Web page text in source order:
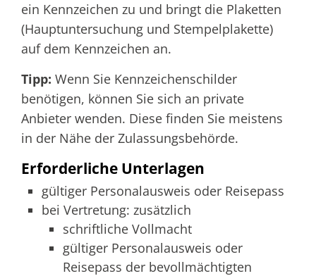
ein Kennzeichen zu und bringt die Plaketten
(Hauptuntersuchung und Stempelplakette)
auf dem Kennzeichen an.
Tipp: Wenn Sie Kennzeichenschilder
benötigen, können Sie sich an private
Anbieter wenden. Diese finden Sie meistens
in der Nähe der Zulassungsbehörde.
Erforderliche Unterlagen
gültiger Personalausweis oder Reisepass
bei Vertretung: zusätzlich
schriftliche Vollmacht
gültiger Personalausweis oder
Reisepass der bevollmächtigten